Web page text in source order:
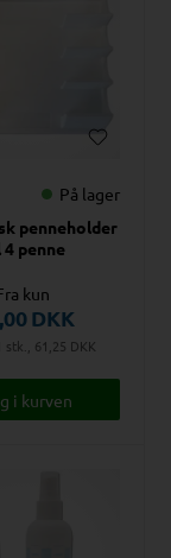
På lager
penneholder
penne
kun
DKK
stk., 61,25 DKK